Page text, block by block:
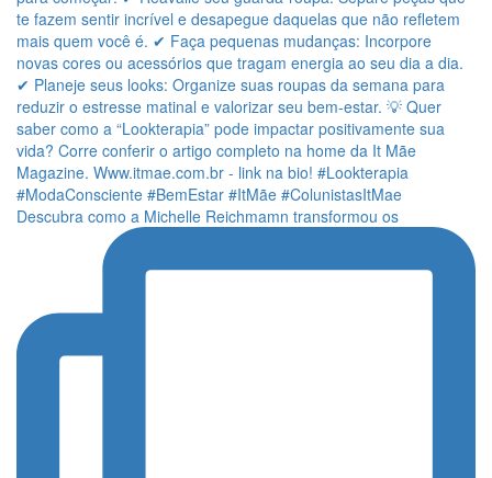
Descubra como a Michelle Reichmamn transformou os